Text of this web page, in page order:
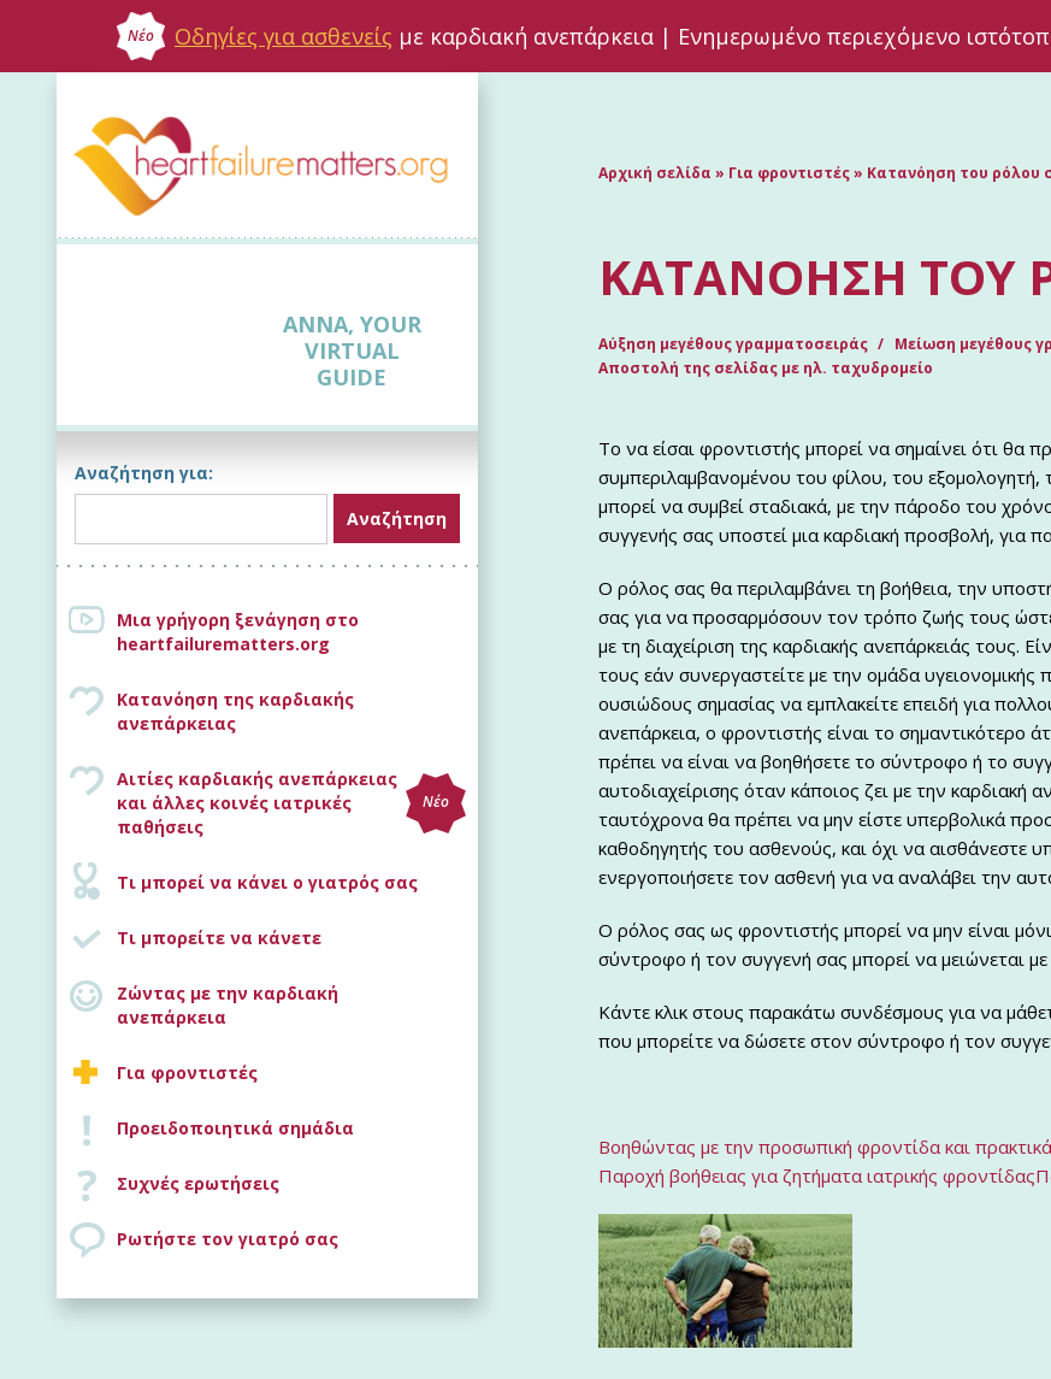
Νέο Οδηγίες για ασθενείς με καρδιακή ανεπάρκεια | Ενημερωμένο περιεχόμενο
ANNA, YOUR
VIRTUAL
GUIDE
Αναζήτηση για:
Μια γρήγορη ξενάγηση στο
heartfailurematters.org
Κατανόηση της καρδιακής
ανεπάρκειας
Αιτίες καρδιακής ανεπάρκειας
και άλλες κοινές ιατρικές
παθήσεις
Νέο
Τι μπορεί να κάνει ο γιατρός σας
Τι μπορείτε να κάνετε
Ζώντας με την καρδιακή
ανεπάρκεια
Για φροντιστές
Προειδοποιητικά σημάδια
Συχνές ερωτήσεις
Ρωτήστε τον γιατρό σας
Αρχική σελίδα » Για φροντιστές» Κατανόηση του ρόλου
ΚΑΤΑΝΌΗΣΗ ΤΟΥ
Αύξηση μεγέθους γραμματοσειράς Μείωση μεγέθους
Αποστολή της σελίδας με ηλ. ταχυδρομείο
Το να είσαι φροντιστής μπορεί να σημαίνει ότι θα
συμπεριλαμβανομένου του φίλου, του
μπορεί να συμβεί σταδιακά, με την πάροδο του
συγγενής σας υποστεί μια καρδιακή προσβολή, για
Ο ρόλος σας θα περιλαμβάνει τη βοήθεια, την
σας για να προσαρμόσουν τον τρόπο ζωής τους
με τη διαχείριση της καρδιακής ανεπάρκειάς τους.
τους εάν συνεργαστείτε με την ομάδα υγειονομικής
ουσιώδους σημασίας να εμπλακείτε επειδή για
ανεπάρκεια, ο φροντιστής είναι το σημαντικότερο
πρέπει να είναι να βοηθήσετε το σύντροφο ή το
αυτοδιαχείρισης όταν κάποιος ζει με την καρδιακή
ταυτόχρονα θα πρέπει να μην είστε υπερβολικά
καθοδηγητής του ασθενούς, και όχι να αισθάνεστε
ενεργοποιήσετε τον ασθενή για να αναλάβει την
Ο ρόλος σας ως φροντιστής μπορεί να μην είναι
σύντροφο ή τον συγγενή σας μπορεί να μειώνεται
Κάντε κλικ στους παρακάτω συνδέσμους για να
που μπορείτε να δώσετε στον σύντροφο ή τον
Βοηθώντας με την προσωπική φροντίδα και
Παροχή βοήθειας για ζητήματα ιατρικής φροντίδας